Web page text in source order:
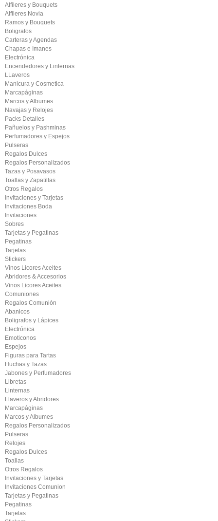
Alfileres y Bouquets
Alfileres Novia
Ramos y Bouquets
Boligrafos
Carteras y Agendas
Chapas e Imanes
Electrónica
Encendedores y Linternas
LLaveros
Manicura y Cosmetica
Marcapáginas
Marcos y Albumes
Navajas y Relojes
Packs Detalles
Pañuelos y Pashminas
Perfumadores y Espejos
Pulseras
Regalos Dulces
Regalos Personalizados
Tazas y Posavasos
Toallas y Zapatillas
Otros Regalos
Invitaciones y Tarjetas
Invitaciones Boda
Invitaciones
Sobres
Tarjetas y Pegatinas
Pegatinas
Tarjetas
Stickers
Vinos Licores Aceites
Abridores & Accesorios
Vinos Licores Aceites
Comuniones
Regalos Comunión
Abanicos
Boligrafos y Lápices
Electrónica
Emoticonos
Espejos
Figuras para Tartas
Huchas y Tazas
Jabones y Perfumadores
Libretas
Linternas
Llaveros y Abridores
Marcapáginas
Marcos y Albumes
Regalos Personalizados
Pulseras
Relojes
Regalos Dulces
Toallas
Otros Regalos
Invitaciones y Tarjetas
Invitaciones Comunion
Tarjetas y Pegatinas
Pegatinas
Tarjetas